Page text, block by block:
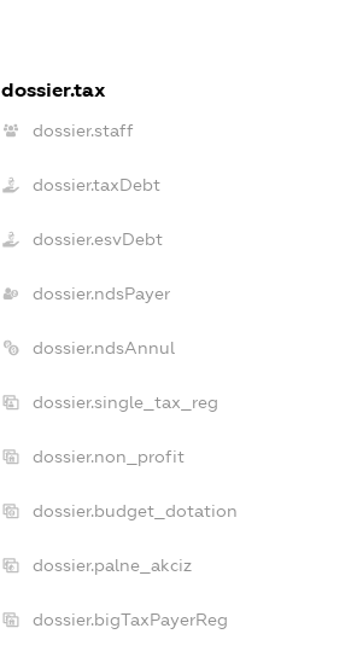
dossier.tax
dossier.staff
dossier.taxDebt
dossier.esvDebt
dossier.ndsPayer
dossier.ndsAnnul
dossier.single_tax_reg
dossier.non_profit
dossier.budget_dotation
dossier.palne_akciz
dossier.bigTaxPayerReg